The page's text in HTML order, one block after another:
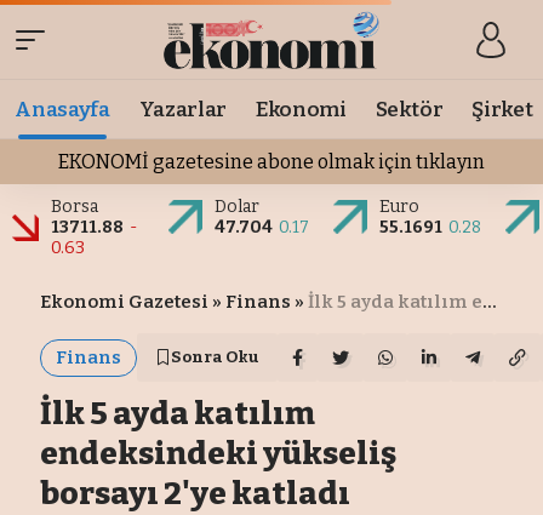
Anasayfa Yazarlar Ekonomi Sektör Şirket
EKONOMİ gazetesine abone olmak için tıklayın
Borsa
13711.88 -
0.63
Dolar
47.704 0.17
Euro
55.1691 0.28
Ekonomi Gazetesi » Finans »İlk 5 ayda katılım endeksindeki yükseliş borsayı 2'ye katladı
Finans Sonra Oku
İlk 5 ayda katılım
endeksindeki yükseliş
borsayı 2'ye katladı